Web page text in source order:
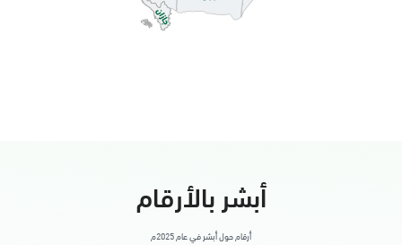
أبشر بالأرقام
أرقام حول أبشر في عام 2025م